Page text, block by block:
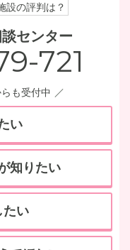
設の評判は？
センター
721
も受付中
い
知りたい
たい